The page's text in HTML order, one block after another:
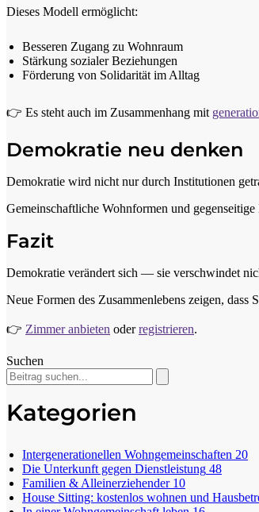
Dieses Modell ermöglicht:
Besseren Zugang zu Wohnraum
Stärkung sozialer Beziehungen
Förderung von Solidarität im Alltag
👉 Es steht auch im Zusammenhang mit
Demokratie neu denken
Demokratie wird nicht nur durch Institutionen
Gemeinschaftliche Wohnformen und
Fazit
Demokratie verändert sich — sie verschwindet
Neue Formen des Zusammenlebens zeigen,
👉 Zimmer anbieten oderregistrieren.
Suchen
Kategorien
Intergenerationellen Wohngemeinschaften 20
Die Unterkunft gegen Dienstleistung 48
Familien & Alleinerziehender 10
House Sitting: kostenlos wohnen und